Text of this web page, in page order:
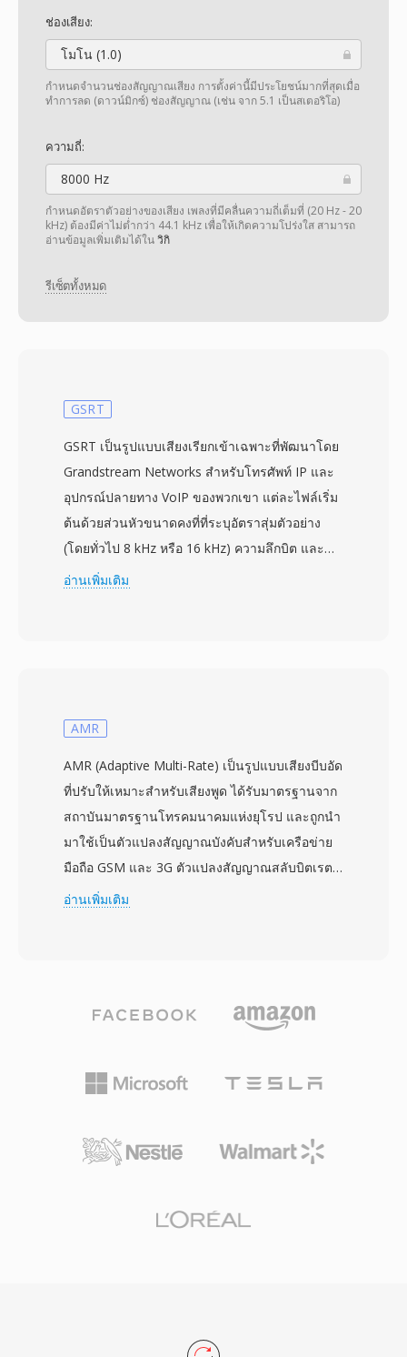
ช่องเสียง:
โมโน (1.0)
กำหนดจำนวนช่องสัญญาณเสียง การตั้งค่านี้มีประโยชน์มากที่สุดเมื่อ
ทำการลด (ดาวน์มิกซ์) ช่องสัญญาณ (เช่น จาก 5.1 เป็นสเตอริโอ)
ความถี่:
8000 Hz
กำหนดอัตราตัวอย่างของเสียง เพลงที่มีคลื่นความถี่เต็มที่ (20 Hz - 20
kHz) ต้องมีค่าไม่ต่ำกว่า 44.1 kHz เพื่อให้เกิดความโปร่งใส สามารถ
อ่านข้อมูลเพิ่มเติมได้ในวิกิ
รีเซ็ตทั้งหมด
GSRT
GSRT เป็นรูปแบบเสียงเรียกเข้าเฉพาะที่พัฒนาโดย
Grandstream Networks สำหรับโทรศัพท์ IP และ
อุปกรณ์ปลายทาง VoIP ของพวกเขา แต่ละไฟล์เริ่ม
ต้นด้วยส่วนหัวขนาดคงที่ที่ระบุอัตราสุ่มตัวอย่าง
(โดยทั่วไป 8 kHz หรือ 16 kHz) ความลึกบิต และ
ขนาดข้อมูล ตามด้วยเสียง PCM หรือ mu-law ที่
วิเคราะห์บิตสตรีมที่ซับซ้อน เสียงเรียกเข้ามักถูกจัด
กำหนดค่าส่วนกลาง ช่วยให้ผู้ดูแลระบบ IT ส่งเสียง
แบรนด์ไปยังโทรศัพท์ทั้งหมดพร้อมกัน แม้ GSRT จะ
อยู่ในกลุ่มเฉพาะทางของระบบโทรศัพท์ VoIP
สำหรับองค์กร แต่เลย์เอาต์ไบนารีที่ตรงไปตรงมา
ทำให้เครื่องมือแปลงสามารถแมปข้อมูลเป็น WAV
ได้โดยตรงอย่างง่ายดาย ข้อดีหลัก ได้แก่ ความ
เตรียมสำหรับการปรับใช้เสียงเรียกเข้าทั่วทั้งบริษัท
อ่านเพิ่มเติม
AMR
AMR (Adaptive Multi-Rate) เป็นรูปแบบเสียงบีบอัด
ที่ปรับให้เหมาะสำหรับเสียงพูด ได้รับมาตรฐานจาก
สถาบันมาตรฐานโทรคมนาคมแห่งยุโรป และถูกนำ
มาใช้เป็นตัวแปลงสัญญาณบังคับสำหรับเครือข่าย
มือถือ GSM และ 3G ตัวแปลงสัญญาณสลับบิตเรต
แบบไดนามิกระหว่างแปดระดับ — ตั้งแต่ 4.75 ถึง
ตัวนี้กำหนดโดยข้อกำหนด 3GPP และเป็นหนึ่งใน
โลก ใช้ในการโทรมือถือหลายพันล้านครั้ง ข้อดีหลัก
คือประสิทธิภาพการบีบอัด: เสียง AMR หนึ่งนาทีที่
จริงสำหรับบันทึกเสียง วอยซ์เมล และ MMS บน
เงียบในตัว ช่วยลดการส่งข้อมูลระหว่างช่วงเงียบ
อ่านเพิ่มเติม